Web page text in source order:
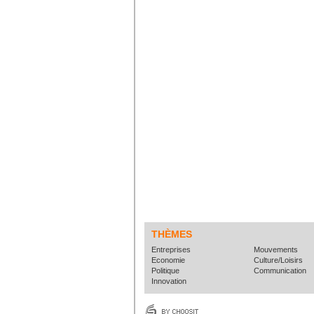
THÈMES
Entreprises
Economie
Politique
Innovation
Mouvements
Culture/Loisirs
Communication